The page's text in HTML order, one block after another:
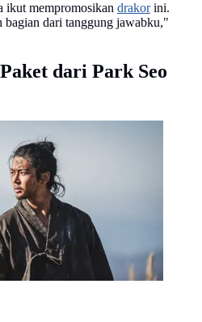
ikut mempromosikan drakorini.
bagian dari tanggung jawabku,"
dari Park Seo